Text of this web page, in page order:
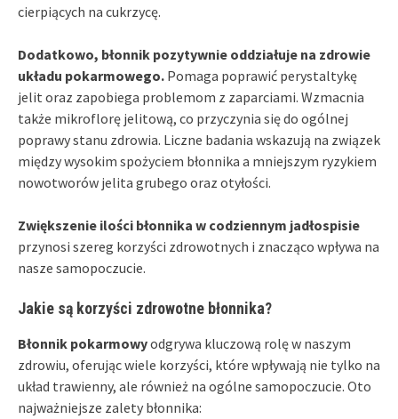
cierpiących na cukrzycę.
Dodatkowo, błonnik pozytywnie oddziałuje na zdrowie
układu pokarmowego. Pomaga poprawić perystaltykę
jelit oraz zapobiega problemom z zaparciami. Wzmacnia
także mikroflorę jelitową, co przyczynia się do ogólnej
poprawy stanu zdrowia. Liczne badania wskazują na związek
między wysokim spożyciem błonnika a mniejszym ryzykiem
nowotworów jelita grubego oraz otyłości.
Zwiększenie ilości błonnika w codziennym jadłospisie
przynosi szereg korzyści zdrowotnych i znacząco wpływa na
nasze samopoczucie.
Jakie są korzyści zdrowotne błonnika?
Błonnik pokarmowyodgrywa kluczową rolę w naszym
zdrowiu, oferując wiele korzyści, które wpływają nie tylko na
układ trawienny, ale również na ogólne samopoczucie. Oto
najważniejsze zalety błonnika: